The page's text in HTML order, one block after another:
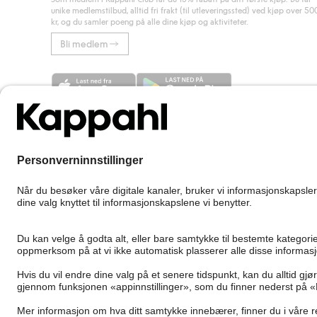
unike medlemstilbud, alltid fri frakt (til utleveringssted) ved kjøp over
kr, og du samler poeng på alle dine kjøp og aktiviteter.
Bli medlem